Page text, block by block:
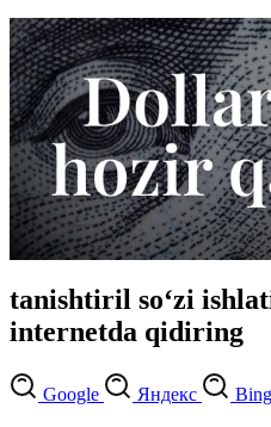
tanishtiril so‘zi
internetda qidiring
Google Яндекс Bing